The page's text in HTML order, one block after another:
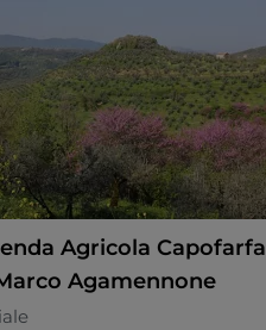
Agricola Capofarfa
Agamennone